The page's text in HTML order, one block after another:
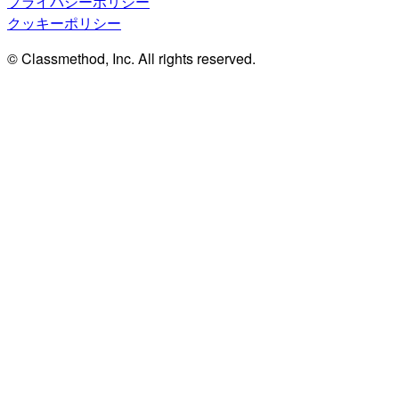
クッキーポリシー
© Classmethod, Inc. All rights reserved.